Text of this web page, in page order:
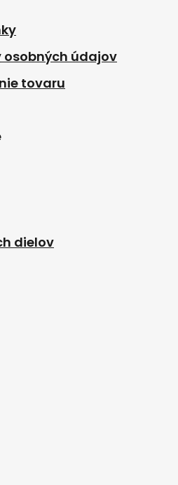
osobných údajov
tovaru
dielov